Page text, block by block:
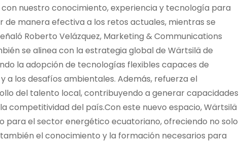
nuestro conocimiento, experiencia y tecnología para
manera efectiva a los retos actuales, mientras se
Roberto Velázquez, Marketing & Communications
se alinea con la estrategia global de Wärtsilä de
la adopción de tecnologías flexibles capaces de
a los desafíos ambientales. Además, refuerza el
del talento local, contribuyendo a generar capacidades
competitividad del país.Con este nuevo espacio, Wärtsilä
para el sector energético ecuatoriano, ofreciendo no solo
el conocimiento y la formación necesarios para